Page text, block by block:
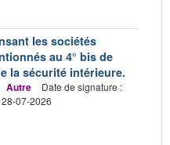
les sociétés
au 4° bis de
la sécurité intérieure.
Autre
Date de signature :
07-2026